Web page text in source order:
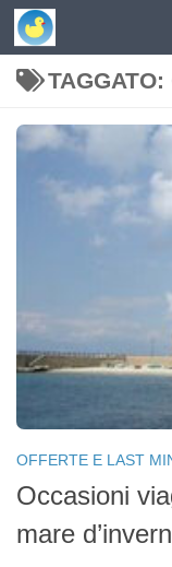
Skip to content
TAGGATO:
OFFERTE E LAST
Occasioni
mare